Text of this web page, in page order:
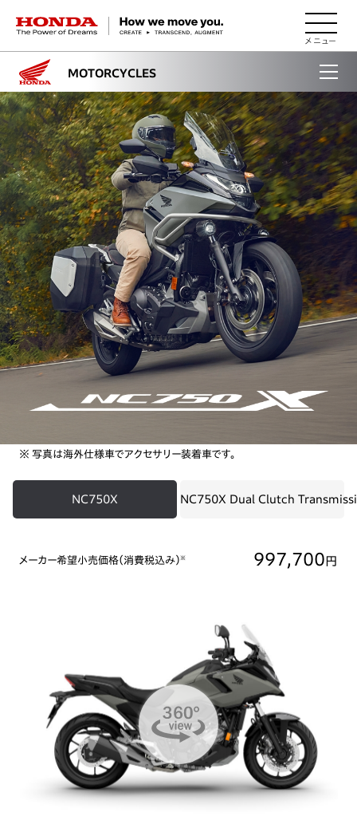
HONDA The Power of Dreams
MOTORCYCLES
※ 写真は海外仕様車でアクセサリー装着車です。
NC750X NC750X Dual Clutch
メーカー希望小売価格（消費税込み）※ 997,700円